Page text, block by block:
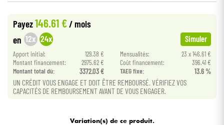
Packs
Voir nos marques
Payez146.61 €/ mois
en 12x 24x Simuler
Apport initial: 129.38 € Mensualités:
23 x 146.61 €
Montant financement:
2975.62 € Coût financement:
396.41 €
Montant total dù:
3372.03 € TAEG fixe: 13.6 %
UN CRÉDIT VOUS ENGAGE ET DOIT ÊTRE REMBOURSÉ. VÉRIFIEZ VOS
CAPACITÉS DE REMBOURSEMENT AVANT DE VOUS ENGAGER.
Variation(s) de ce produit.